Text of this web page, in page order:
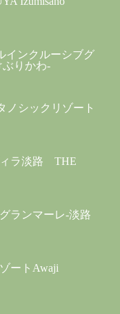
インクルーシブグ
ぶりかわ-
ノシックリゾート
ィラ淡路 THE
ランマーレ-淡路
ートAwaji